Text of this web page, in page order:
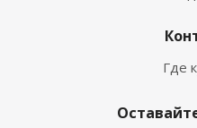
Где